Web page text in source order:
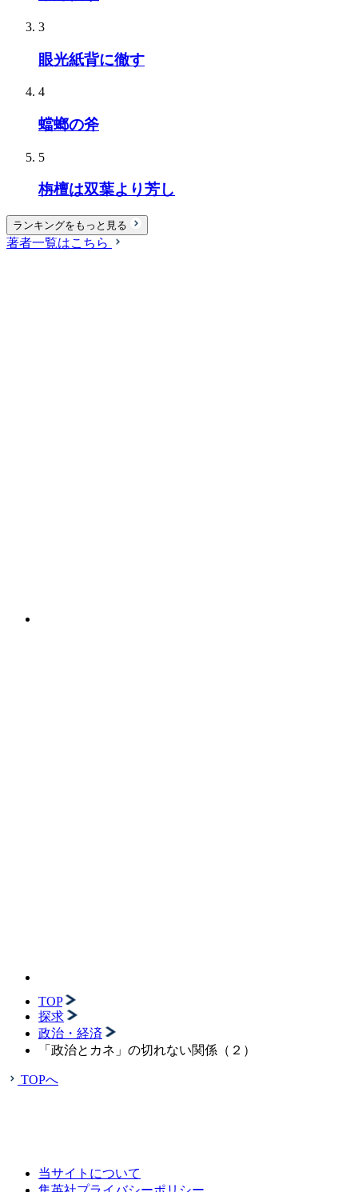
3
眼光紙背に徹す
4
蟷螂の斧
5
栴檀は双葉より芳し
ランキングをもっと見る
著者一覧はこちら
TOP
探求
政治・経済
「政治とカネ」の切れない関係（２）
TOPへ
当サイトについて